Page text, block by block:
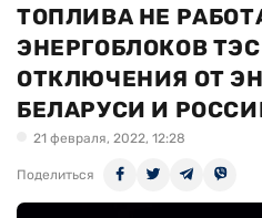
ТОПЛИВА НЕ
ЭНЕРГОБЛОКОВ
ОТКЛЮЧЕНИЯ ОТ
БЕЛАРУСИ И
21 февраля, 2022, 12:28
Поделиться